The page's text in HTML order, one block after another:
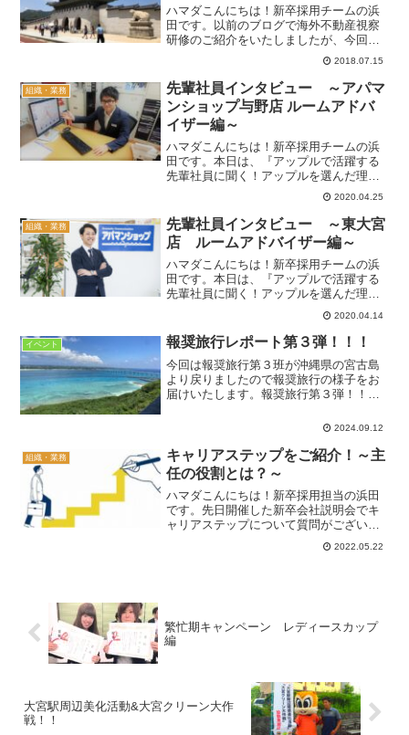
ハマダこんにちは！新卒採用チームの浜
田です。以前のブログで海外不動産視察
研修のご紹介をいたしましたが、今回は
第2弾！香港・韓国チームの模様をご紹介
します！！全国賃貸ビジネス協会主催
海外不動産視察研修全国賃貸ビジネス協
会主催(以下、全管協と...
2018.07.15
組織・業務
先輩社員インタビュー ～アパマ
ンショップ与野店 ルームアドバ
イザー編～
ハマダこんにちは！新卒採用チームの浜
田です。本日は、『アップルで活躍する
先輩社員に聞く！アップルを選んだ理
由』第5弾☆インタビューをしてきました
ので、その一部をご紹介します！先輩社
員インタビュー ～与野店 ルームアド
バイザー編～ハマダアップ...
2020.04.25
組織・業務
先輩社員インタビュー ～東大宮
店 ルームアドバイザー編～
ハマダこんにちは！新卒採用チームの浜
田です。本日は、『アップルで活躍する
先輩社員に聞く！アップルを選んだ理
由』第3弾☆インタビューをしてきました
ので、その一部をご紹介します！先輩社
員インタビュー ～東大宮店 ルームア
ドバイザー編～入社3年目...
2020.04.14
イベント 報奨旅行レポート第３弾！！！
今回は報奨旅行第３班が沖縄県の宮古島
より戻りましたので報奨旅行の様子をお
届けいたします。報奨旅行第３弾！！！
島！！宮古島ならではの魅力は、なんと
時間」！人の手が入っていない...
2024.09.12
組織・業務
キャリアステップをご紹介！～主
任の役割とは？～
ハマダこんにちは！新卒採用担当の浜田
です。先日開催した新卒会社説明会でキ
ャリアステップについて質問がございま
した！やはり入社後、自分がどんな風に
成長していけるのか、キャリアを身につ
2022.05.22
繁忙期キャンペーン レディースカップ
編
大宮駅周辺美化活動&大宮クリーン大作
戦！！